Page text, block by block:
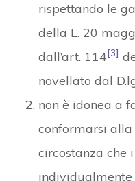
rispettando le
della L. 20
dall’art. 114[3]
novellato dal
non è idonea a
conformarsi
circostanza che